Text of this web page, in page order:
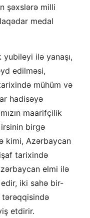
şəxslərə milli
medal
yubileyi ilə yanaşı,
edilməsi,
mühüm və
hadisəyə
maarifçilik
birgə
kimi, Azərbaycan
tarixində
elmi ilə
iki sahə bir-
etdirir.